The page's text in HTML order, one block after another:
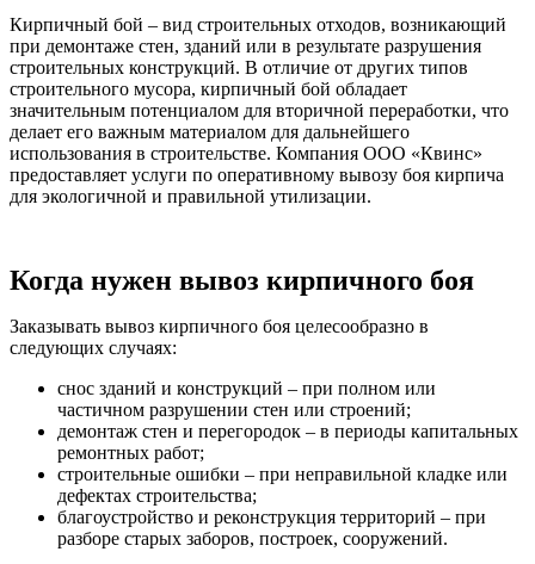
Кирпичный бой – вид строительных отходов, возникающий
при демонтаже стен, зданий или в результате разрушения
строительных конструкций. В отличие от других типов
строительного мусора, кирпичный бой обладает
значительным потенциалом для вторичной переработки, что
делает его важным материалом для дальнейшего
использования в строительстве. Компания ООО «Квинс»
предоставляет услуги по оперативному вывозу боя кирпича
для экологичной и правильной утилизации.
Когда нужен вывоз кирпичного боя
Заказывать вывоз кирпичного боя целесообразно в
следующих случаях:
снос зданий и конструкций – при полном или
частичном разрушении стен или строений;
демонтаж стен и перегородок – в периоды капитальных
ремонтных работ;
строительные ошибки – при неправильной кладке или
дефектах строительства;
благоустройство и реконструкция территорий – при
разборе старых заборов, построек, сооружений.